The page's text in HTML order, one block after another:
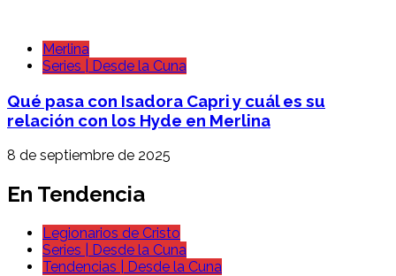
Merlina
Series | Desde la Cuna
Qué pasa con Isadora Capri y cuál es su
relación con los Hyde en Merlina
8 de septiembre de 2025
En Tendencia
Legionarios de Cristo
Series | Desde la Cuna
Tendencias | Desde la Cuna